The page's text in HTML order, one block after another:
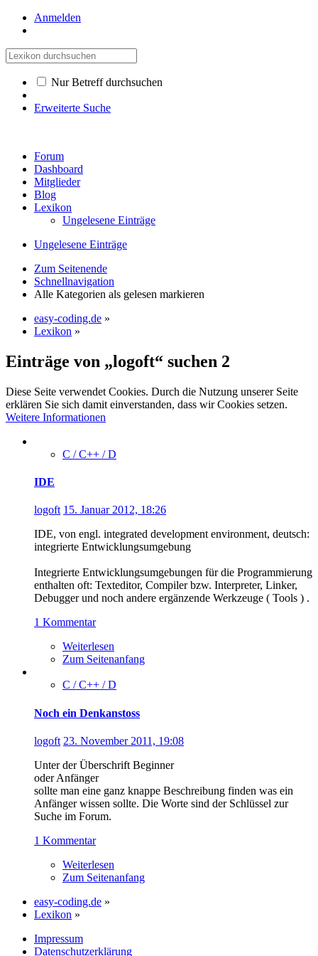
Anmelden
Nur Betreff durchsuchen
Erweiterte Suche
Forum
Dashboard
Mitglieder
Blog
Lexikon
Ungelesene Einträge
Ungelesene Einträge
Zum Seitenende
Schnellnavigation
Alle Kategorien als gelesen markieren
easy-coding.de »
Lexikon »
Einträge von „logoft“ suchen 2
Diese Seite verwendet Cookies. Durch die Nutzung unserer Seite
erklären Sie sich damit einverstanden, dass wir Cookies setzen.
Weitere Informationen
C / C++ / D
IDE
logoft 15. Januar 2012, 18:26
IDE, von engl. integrated development environment, deutsch:
integrierte Entwicklungsumgebung
Integrierte Entwicklungsumgebungen für die Programmierung
enthalten oft: Texteditor, Compiler bzw. Interpreter, Linker,
Debugger und noch andere ergänzende Werkzeuge ( Tools ) .
1 Kommentar
Weiterlesen
Zum Seitenanfang
C / C++ / D
Noch ein Denkanstoss
logoft 23. November 2011, 19:08
Unter der Überschrift Beginner
oder Anfänger
sollte man eine ganz knappe Beschreibung finden was ein
Anfänger wissen sollte. Die Worte sind der Schlüssel zur
Suche im Forum.
1 Kommentar
Weiterlesen
Zum Seitenanfang
easy-coding.de »
Lexikon »
Impressum
Datenschutzerklärung